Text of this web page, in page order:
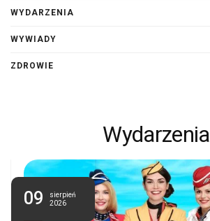
WYDARZENIA
WYWIADY
ZDROWIE
Wydarzenia
09
sierpień
2026